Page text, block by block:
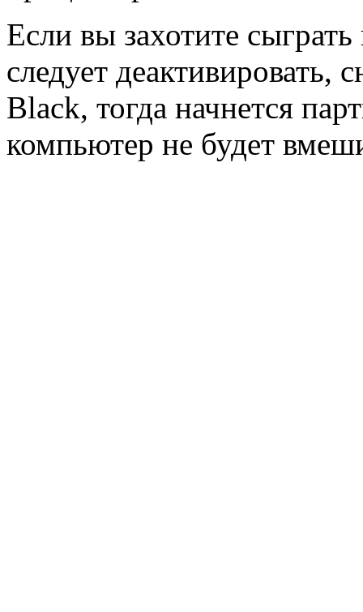
Если вы захотите
следует
Black, тогда начнется
компьютер не будет